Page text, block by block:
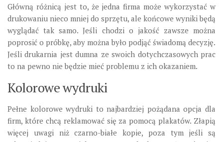
Główną różnicą jest to, że jedna firma może wykorzystać w
drukowaniu nieco mniej do sprzętu, ale końcowe wyniki będą
wyglądać tak samo. Jeśli chodzi o jakość zawsze można
poprosić o próbkę, aby można było podjąć świadomą decyzję.
Jeśli drukarnia jest dumna ze swoich dotychczasowych prac
to na pewno nie będzie mieć problemu z ich okazaniem.
Kolorowe wydruki
Pełne kolorowe wydruki to najbardziej pożądana opcja dla
firm, które chcą reklamować się za pomocą plakatów. Złapią
więcej uwagi niż czarno-białe kopie, poza tym jeśli są